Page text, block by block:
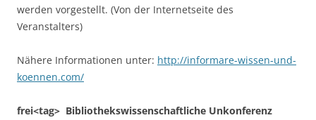
werden vorgestellt. (Von der Internetseite des
Veranstalters)
Nähere Informationen unter: http://informare-wissen-und-
koennen.com/
frei<tag>  Bibliothekswissenschaftliche Unkonferenz